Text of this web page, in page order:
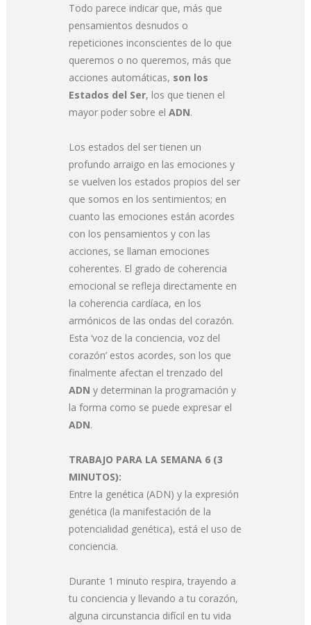
Todo parece indicar que, más que
pensamientos desnudos o
repeticiones inconscientes de lo que
queremos o no queremos, más que
acciones automáticas, son los
Estados del Ser, los que tienen el
mayor poder sobre el ADN.
Los estados del ser tienen un
profundo arraigo en las emociones y
se vuelven los estados propios del ser
que somos en los sentimientos; en
cuanto las emociones están acordes
con los pensamientos y con las
acciones, se llaman emociones
coherentes. El grado de coherencia
emocional se refleja directamente en
la coherencia cardíaca, en los
armónicos de las ondas del corazón.
Esta ‘voz de la conciencia, voz del
corazón’ estos acordes, son los que
finalmente afectan el trenzado del
ADN y determinan la programación y
la forma como se puede expresar el
ADN.
TRABAJO PARA LA SEMANA 6 (3
MINUTOS):
Entre la genética (ADN) y la expresión
genética (la manifestación de la
potencialidad genética), está el uso de
conciencia.
Durante 1 minuto respira, trayendo a
tu conciencia y llevando a tu corazón,
alguna circunstancia difícil en tu vida